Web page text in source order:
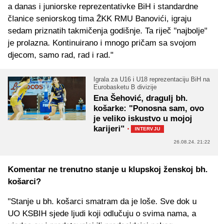
a danas i juniorske reprezentativke BiH i standardne
članice seniorskog tima ŽKK RMU Banovići, igraju
sedam priznatih takmičenja godišnje. Ta riječ "najbolje"
je prolazna. Kontinuirano i mnogo pričam sa svojom
djecom, samo rad, rad i rad."
Igrala za U16 i U18 reprezentaciju BiH na
Eurobasketu B divizije
Ena Šehović, dragulj bh.
košarke: "Ponosna sam, ovo
je veliko iskustvo u mojoj
karijeri" · INTERVJU
26.08.24. 21:22
Komentar ne trenutno stanje u klupskoj ženskoj bh.
košarci?
"Stanje u bh. košarci smatram da je loše. Sve dok u
UO KSBIH sjede ljudi koji odlučuju o svima nama, a